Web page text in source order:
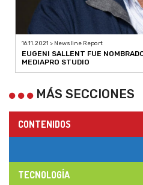
16.11.2021 > Newsline Report
EUGENI SALLENT FUE
MEDIAPRO STUDIO
MÁS SECCIONES
CONTENIDOS
TECNOLOGÍA